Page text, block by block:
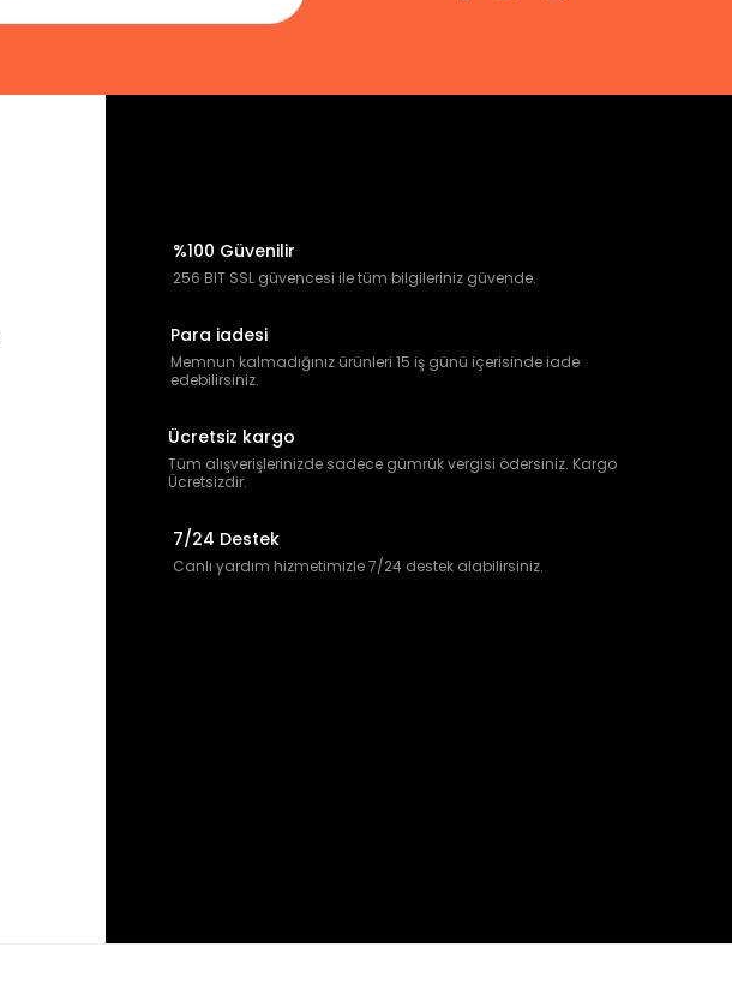
%100 Güvenilir
256 BIT SSL güvencesi ile tüm bilgileriniz güvende.
Para iadesi
Memnun kalmadığınız ürünleri 15 iş günü içerisinde iade
edebilirsiniz.
Ücretsiz kargo
Tüm alışverişlerinizde sadece gümrük vergisi ödersiniz. Kargo
Ücretsizdir.
7/24 Destek
Canlı yardım hizmetimizle 7/24 destek alabilirsiniz.